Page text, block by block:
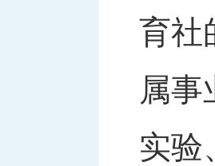
育社
属事
实验